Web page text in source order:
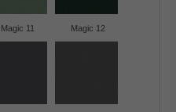
Magic 11 Magic 12